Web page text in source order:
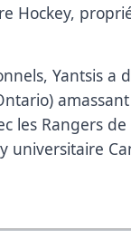
Hockey,
Yantsis a
les Rangers de
universitaire